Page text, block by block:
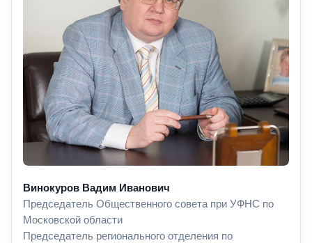
Винокуров Вадим Иванович
Председатель Общественного совета при УФНС по
Московской области
Председатель регионального отделения по